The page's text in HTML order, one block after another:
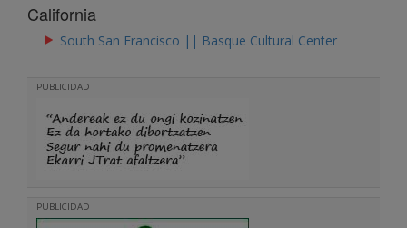
California
South San Francisco || Basque Cultural Center
PUBLICIDAD
PUBLICIDAD